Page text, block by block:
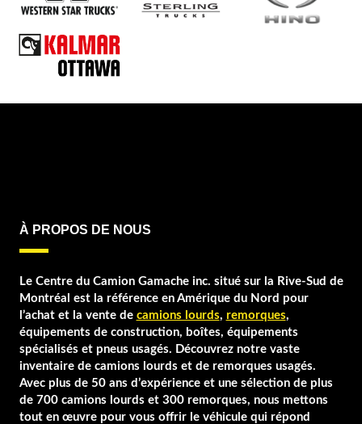
À PROPOS DE NOUS
Le Centre du Camion Gamache inc. situé sur la Rive-Sud de
Montréal est la référence en Amérique du Nord pour
l’achat et la vente de camions lourds, remorques,
équipements de construction, boîtes, équipements
spécialisés et pneus usagés. Découvrez notre vaste
inventaire de camions lourds et de remorques usagés.
Avec plus de 50 ans d’expérience et une sélection de plus
de 700 camions lourds et 300 remorques, nous mettons
tout en œuvre pour vous offrir le véhicule qui répond